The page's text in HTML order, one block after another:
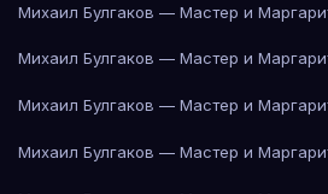
Михаил Булгаков — Мастер и
Михаил Булгаков — Мастер и
Михаил Булгаков — Мастер и
Михаил Булгаков — Мастер и